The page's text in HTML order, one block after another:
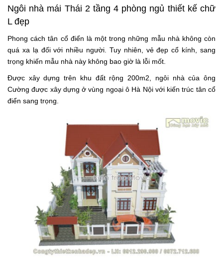
Ngôi nhà mái Thái 2 tầng 4 phòng ngủ thiết kế chữ
L đẹp
Phong cách tân cổ điển là một trong những mẫu nhà không còn
quá xa lạ đối với nhiều người. Tuy nhiên, vẻ đẹp cổ kính, sang
trọng khiến mẫu nhà này không bao giờ là lỗi mốt.
Được xây dựng trên khu đất rộng 200m2, ngôi nhà của ông
Cường được xây dựng ở vùng ngoại ô Hà Nội với kiến trúc tân cổ
điển sang trọng.